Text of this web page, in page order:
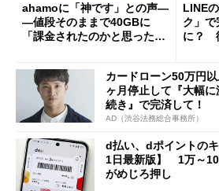
ahamoに「神です」との声―
―値段そのままで40GBに
「課金されたのかと思った」
LINE
ク」で
に？
カードローン50万円
ヶ月停止して『大幅
続き』で完済して！
AD（渋谷法務総合事務所）
d払い、dポイントの
1日最新版】 1万～
がめじろ押し